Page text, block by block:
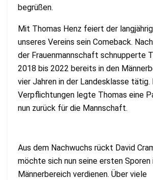
begrüßen.
Mit Thomas Henz feiert der
unseres Vereins sein Comeback.
der Frauenmannschaft schnupperte
2018 bis 2022 bereits in den
vier Jahren in der Landesklasse tätig.
Verpflichtungen legte Thomas eine
nun zurück für die Mannschaft.
Aus dem Nachwuchs rückt David
möchte sich nun seine ersten Sporen
Männerbereich verdienen. Über viele